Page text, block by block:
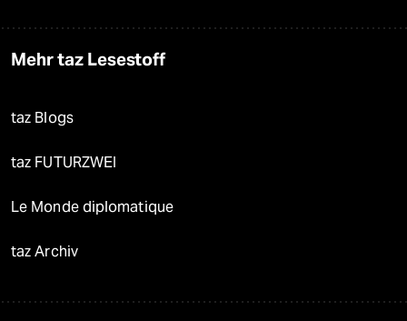
Mehr taz Lesestoff
taz Blogs
taz FUTURZWEI
Le Monde diplomatique
taz Archiv